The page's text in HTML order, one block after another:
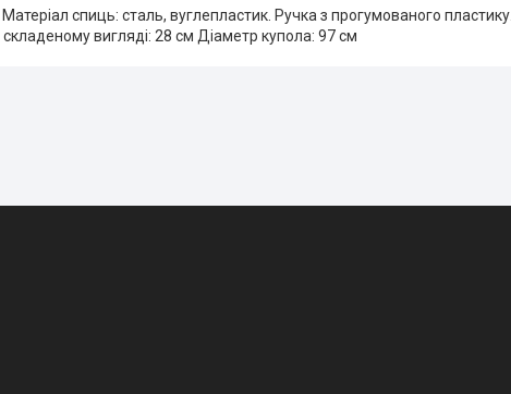
спиць: сталь, вуглепластик. Ручка з прогумованого пластику.
вигляді: 28 см Діаметр купола: 97 см